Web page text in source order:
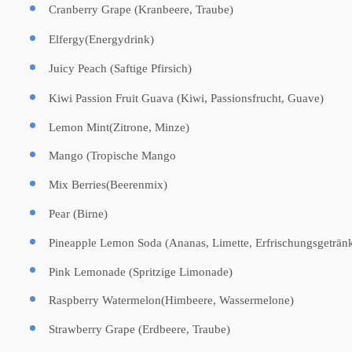
Cranberry Grape (Kranbeere, Traube)
Elfergy(Energydrink)
Juicy Peach (Saftige Pfirsich)
Kiwi Passion Fruit Guava (Kiwi, Passionsfrucht, Guave)
Lemon Mint(Zitrone, Minze)
Mango (Tropische Mango
Mix Berries(Beerenmix)
Pear (Birne)
Pineapple Lemon Soda (Ananas, Limette,
Pink Lemonade (Spritzige Limonade)
Raspberry Watermelon(Himbeere, Wassermelone)
Strawberry Grape (Erdbeere, Traube)